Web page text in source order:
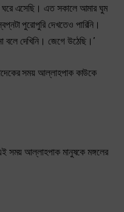
ঘরে এসেছি। এত সকালে আমার ঘুম
পুরোপুরি দেখতেও পারিনি।
বলে দেখিনি। জেগে উঠেছি।’
সময় আল্লাহপাক কাউকে
সময় আল্লাহপাক মানুষকে মঙ্গলের